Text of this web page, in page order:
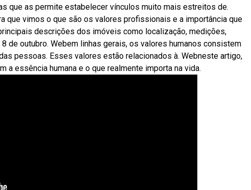
que as permite estabelecer vínculos muito mais estreitos de.
que vimos o que são os valores profissionais e a importância que
descrições dos imóveis como localização, medições,
de outubro. Webem linhas gerais, os valores humanos consistem
pessoas. Esses valores estão relacionados à. Webneste artigo,
essência humana e o que realmente importa na vida.